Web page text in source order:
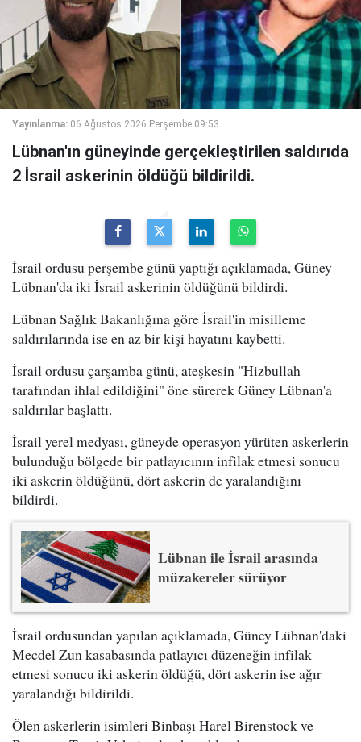
Yayınlanma: 06 Ağustos 2026 Perşembe 09:53
Lübnan'ın güneyinde gerçekleştirilen saldırıda
2 İsrail askerinin öldüğü bildirildi.
İsrail ordusu perşembe günü yaptığı açıklamada, Güney
Lübnan'da iki İsrail askerinin öldüğünü bildirdi.
Lübnan Sağlık Bakanlığına göre İsrail'in misilleme
saldırılarında ise en az bir kişi hayatını kaybetti.
İsrail ordusu çarşamba günü, ateşkesin "Hizbullah
tarafından ihlal edildiğini" öne sürerek Güney Lübnan'a
saldırılar başlattı.
İsrail yerel medyası, güneyde operasyon yürüten askerlerin
bulunduğu bölgede bir patlayıcının infilak etmesi sonucu
iki askerin öldüğünü, dört askerin de yaralandığını
bildirdi.
Lübnan ile İsrail arasında
müzakereler sürüyor
İsrail ordusundan yapılan açıklamada, Güney Lübnan'daki
Mecdel Zun kasabasında patlayıcı düzeneğin infilak
etmesi sonucu iki askerin öldüğü, dört askerin ise ağır
yaralandığı bildirildi.
Ölen askerlerin isimleri Binbaşı Harel Birenstock ve